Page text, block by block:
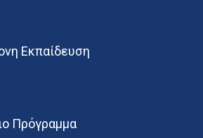
Εκπαίδευση
Πρόγραμμα